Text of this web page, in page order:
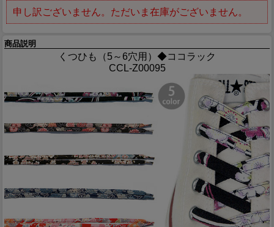
申し訳ございません。ただいま在庫がございません。
商品説明
くつひも（5～6穴用）◆ココラック
CCL-Z00095